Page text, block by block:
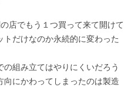
店でもう１つ買って来て開けて
だけなのか永続的に変わった
組み立てはやりにくいだろう
にかわってしまったのは製造